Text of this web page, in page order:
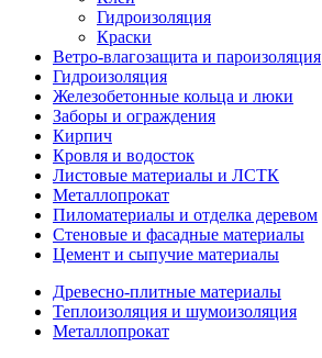
Гидроизоляция
Краски
Ветро-влагозащита и пароизоляция
Гидроизоляция
Железобетонные кольца и люки
Заборы и ограждения
Кирпич
Кровля и водосток
Листовые материалы и ЛСТК
Металлопрокат
Пиломатериалы и отделка деревом
Стеновые и фасадные материалы
Цемент и сыпучие материалы
Древесно-плитные материалы
Теплоизоляция и шумоизоляция
Металлопрокат